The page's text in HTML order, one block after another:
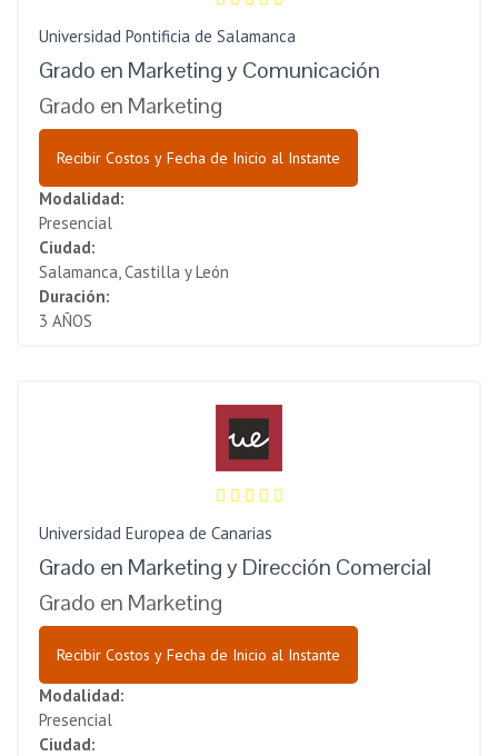
Universidad Pontificia de Salamanca
Grado en Marketing y Comunicación
Grado en Marketing
Recibir Costos y Fecha de Inicio al Instante
Modalidad:
Presencial
Ciudad:
Salamanca, Castilla y León
Duración:
3 AÑOS
Universidad Europea de Canarias
Grado en Marketing y Dirección Comercial
Grado en Marketing
Recibir Costos y Fecha de Inicio al Instante
Modalidad:
Presencial
Ciudad: